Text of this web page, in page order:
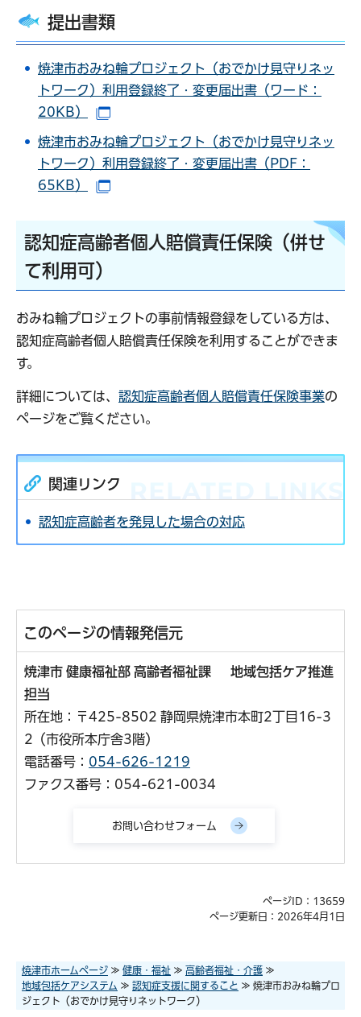
提出書類
焼津市おみね輪プロジェクト（おでかけ見守りネッ
トワーク）利用登録終了・変更届出書（ワード：
20KB）
焼津市おみね輪プロジェクト（おでかけ見守りネッ
トワーク）利用登録終了・変更届出書（PDF：
65KB）
認知症高齢者個人賠償責任保険（併せ
て利用可）
おみね輪プロジェクトの事前情報登録をしている方は、
認知症高齢者個人賠償責任保険を利用することができま
す。
詳細については、 認知症高齢者個人賠償責任保険事業の
ページをご覧ください。
関連リンク
認知症高齢者を発見した場合の対応
このページの情報発信元
焼津市 健康福祉部 高齢者福祉課 地域包括ケア推進
担当
所在地：〒425-8502 静岡県焼津市本町2丁目16-3
2（市役所本庁舎3階）
電話番号： 054-626-1219
ファクス番号：054-621-0034
ページID：13659
ページ更新日：2026年4月1日
焼津市ホームページ ≫ 健康・福祉 ≫ 高齢者福祉・介護 ≫
地域包括ケアシステム ≫ 認知症支援に関すること ≫ 焼津市おみね輪プロ
ジェクト（おでかけ見守りネットワーク）